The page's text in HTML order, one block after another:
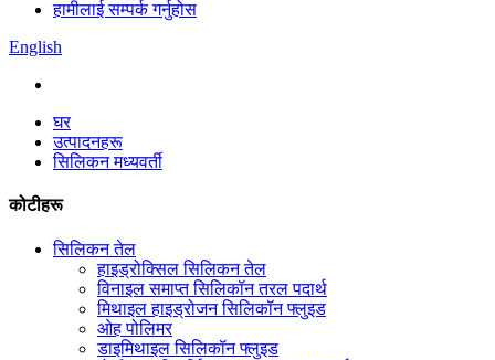
हामीलाई सम्पर्क गर्नुहोस
English
घर
उत्पादनहरू
सिलिकन मध्यवर्ती
कोटीहरू
सिलिकन तेल
हाइड्रोक्सिल सिलिकन तेल
विनाइल समाप्त सिलिकॉन तरल पदार्थ
मिथाइल हाइड्रोजन सिलिकॉन फ्लुइड
ओह पोलिमर
डाइमिथाइल सिलिकॉन फ्लुइड